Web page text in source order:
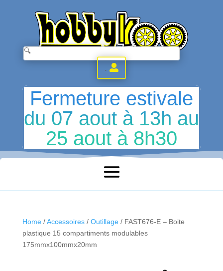
.
Fermeture estivale
du 07 aout à 13h au
25 aout à 8h30
Home/Accessoires/ Outillage/ FAST676-E – Boite
plastique 15 compartiments modulables
175mmx100mmx20mm